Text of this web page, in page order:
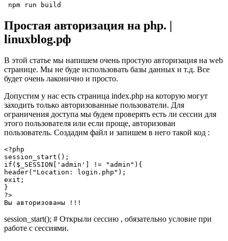
npm run build
Простая авторизация на php. |
linuxblog.рф
В этой статье мы напишем очень простую авторизация на web
странице. Мы не буде использовать базы данных и т.д. Все
будет очень лаконично и просто.
Допустим у нас есть страница index.php на которую могут
заходить только авторизованные пользователи. Для
ограничения доступа мы будем проверять есть ли сессии для
этого пользователя или если проще, авторизован
пользователь. Создадим файл и запишем в него такой код :
<?php
session_start();
if($_SESSION['admin'] != "admin"){
header("Location: login.php");
exit;
}
?>
Вы авторизованы !!!
session_start(); # Открыли сессию , обязательно условие при
работе с сессиями.